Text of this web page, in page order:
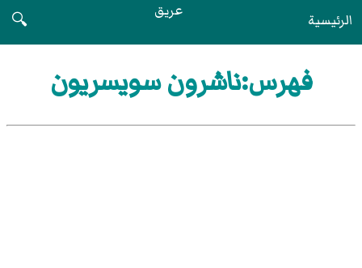
الرئيسية عريق
🔍
فهرس:ناشرون سويسريون